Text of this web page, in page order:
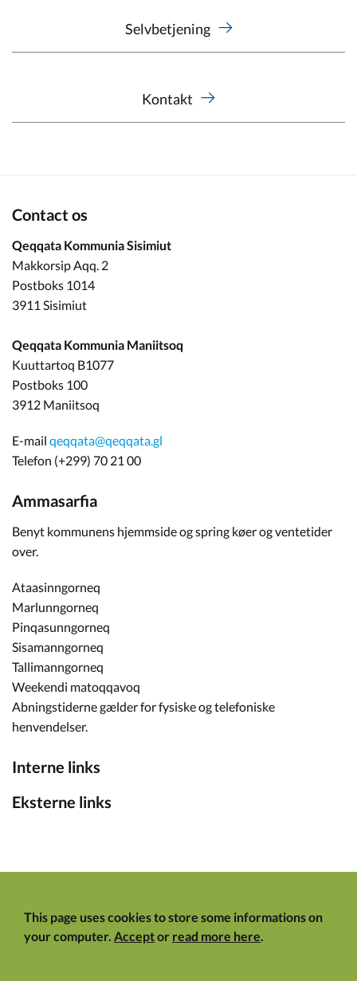
Selvbetjening
Kontakt
Contact os
Qeqqata Kommunia Sisimiut
Makkorsip Aqq. 2
Postboks 1014
3911 Sisimiut
Qeqqata Kommunia Maniitsoq
Kuuttartoq B1077
Postboks 100
3912 Maniitsoq
E-mail qeqqata@qeqqata.gl
Telefon (+299) 70 21 00
Ammasarfia
Benyt kommunens hjemmside og spring køer og ventetider
over.
Ataasinngorneq
Marlunngorneq
Pinqasunngorneq
Sisamanngorneq
Tallimanngorneq
Weekendi matoqqavoq
Abningstiderne gælder for fysiske og telefoniske
henvendelser.
Interne links
Eksterne links
This page uses cookies to store some informations on
your computer. Acceptor read more here.